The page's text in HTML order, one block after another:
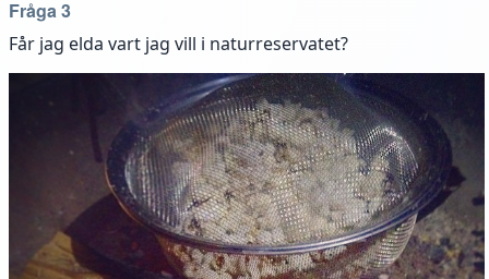
Fråga 3
Får jag elda vart jag vill i naturreservatet?